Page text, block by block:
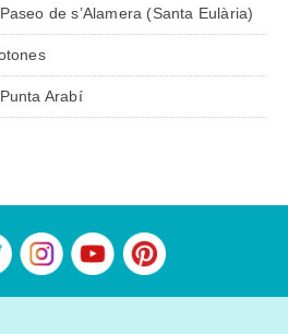
de s’Alamera (Santa Eulària)
Arabí